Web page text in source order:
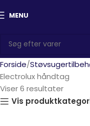
MENU
Forside
Electrolux håndtag
Viser 6 resultater
Vis